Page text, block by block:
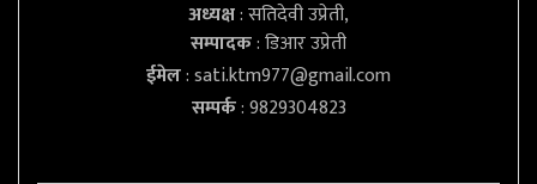
अध्यक्ष: सतिदेवी उप्रेती,
सम्पादक: डिआर उप्रेती
ईमेल:sati.ktm977@gmail.com
सम्पर्क: 9829304823